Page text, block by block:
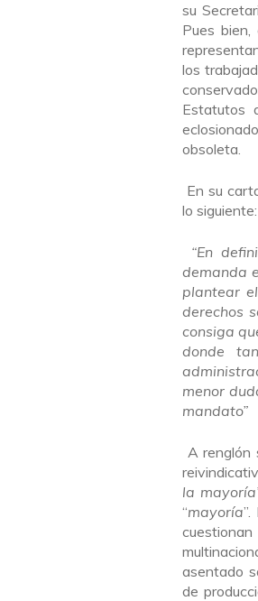
su
Pues
los
Estatutos
obsoleta.
En su
lo siguiente:
“En
demanda
plantear
derechos
consiga
donde
menor
mandato”
A renglón
la
“mayoría
asentado
de